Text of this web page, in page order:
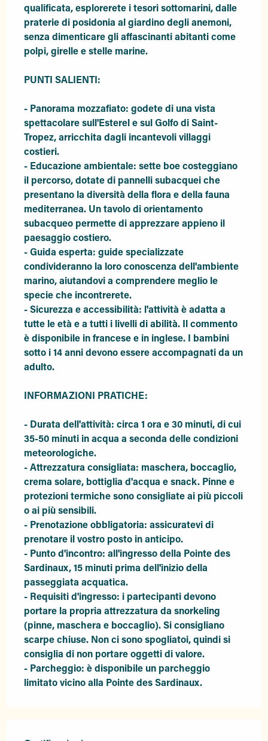
qualificata, esplorerete i tesori sottomarini, dalle
praterie di posidonia al giardino degli anemoni,
senza dimenticare gli affascinanti abitanti come
polpi, girelle e stelle marine.
PUNTI SALIENTI:
- Panorama mozzafiato: godete di una vista
spettacolare sull'Esterel e sul Golfo di Saint-
Tropez, arricchita dagli incantevoli villaggi
costieri.
- Educazione ambientale: sette boe costeggiano
il percorso, dotate di pannelli subacquei che
presentano la diversità della flora e della fauna
mediterranea. Un tavolo di orientamento
subacqueo permette di apprezzare appieno il
paesaggio costiero.
- Guida esperta: guide specializzate
condivideranno la loro conoscenza dell'ambiente
marino, aiutandovi a comprendere meglio le
specie che incontrerete.
- Sicurezza e accessibilità: l'attività è adatta a
tutte le età e a tutti i livelli di abilità. Il commento
è disponibile in francese e in inglese. I bambini
sotto i 14 anni devono essere accompagnati da un
adulto.
INFORMAZIONI PRATICHE:
- Durata dell'attività: circa 1 ora e 30 minuti, di cui
35-50 minuti in acqua a seconda delle condizioni
meteorologiche.
- Attrezzatura consigliata: maschera, boccaglio,
crema solare, bottiglia d'acqua e snack. Pinne e
protezioni termiche sono consigliate ai più piccoli
o ai più sensibili.
- Prenotazione obbligatoria: assicuratevi di
prenotare il vostro posto in anticipo.
- Punto d'incontro: all'ingresso della Pointe des
Sardinaux, 15 minuti prima dell'inizio della
passeggiata acquatica.
- Requisiti d'ingresso: i partecipanti devono
portare la propria attrezzatura da snorkeling
(pinne, maschera e boccaglio). Si consigliano
scarpe chiuse. Non ci sono spogliatoi, quindi si
consiglia di non portare oggetti di valore.
- Parcheggio: è disponibile un parcheggio
limitato vicino alla Pointe des Sardinaux.